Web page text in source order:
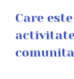
Care